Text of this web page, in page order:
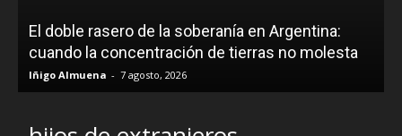
El doble rasero de la soberanía en Argentina:
cuando la concentración de tierras no molesta
Iñigo Almuena - 7 agosto, 2026